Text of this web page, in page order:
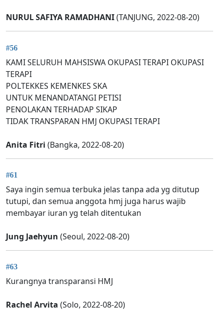
NURUL SAFIYA RAMADHANI(TANJUNG, 2022-08-20)
#56
KAMI SELURUH MAHSISWA OKUPASI TERAPI OKUPASI
TERAPI
POLTEKKES KEMENKES SKA
UNTUK MENANDATANGI PETISI
PENOLAKAN TERHADAP SIKAP
TIDAK TRANSPARAN HMJ OKUPASI TERAPI
Anita Fitri (Bangka, 2022-08-20)
#61
Saya ingin semua terbuka jelas tanpa ada yg ditutup
tutupi, dan semua anggota hmj juga harus wajib
membayar iuran yg telah ditentukan
Jung Jaehyun (Seoul, 2022-08-20)
#63
Kurangnya transparansi HMJ
Rachel Arvita (Solo, 2022-08-20)